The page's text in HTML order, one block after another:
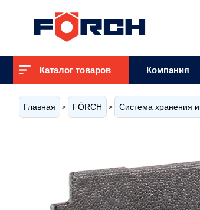
Каталог товаров Компания
Главная > FÖRCH > Система хранения